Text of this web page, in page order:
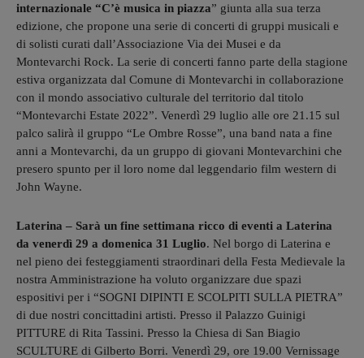
internazionale “C’è musica in piazza” giunta alla sua terza
edizione, che propone una serie di concerti di gruppi musicali e
di solisti curati dall’Associazione Via dei Musei e da
Montevarchi Rock. La serie di concerti fanno parte della stagione
estiva organizzata dal Comune di Montevarchi in collaborazione
con il mondo associativo culturale del territorio dal titolo
“Montevarchi Estate 2022”. Venerdì 29 luglio alle ore 21.15 sul
palco salirà il gruppo “Le Ombre Rosse”, una band nata a fine
anni a Montevarchi, da un gruppo di giovani Montevarchini che
presero spunto per il loro nome dal leggendario film western di
John Wayne.
Laterina – Sarà un fine settimana ricco di eventi a Laterina
da venerdì 29 a domenica 31 Luglio. Nel borgo di Laterina e
nel pieno dei festeggiamenti straordinari della Festa Medievale la
nostra Amministrazione ha voluto organizzare due spazi
espositivi per i “SOGNI DIPINTI E SCOLPITI SULLA PIETRA”
di due nostri concittadini artisti. Presso il Palazzo Guinigi
PITTURE di Rita Tassini. Presso la Chiesa di San Biagio
SCULTURE di Gilberto Borri. Venerdì 29, ore 19.00 Vernissage